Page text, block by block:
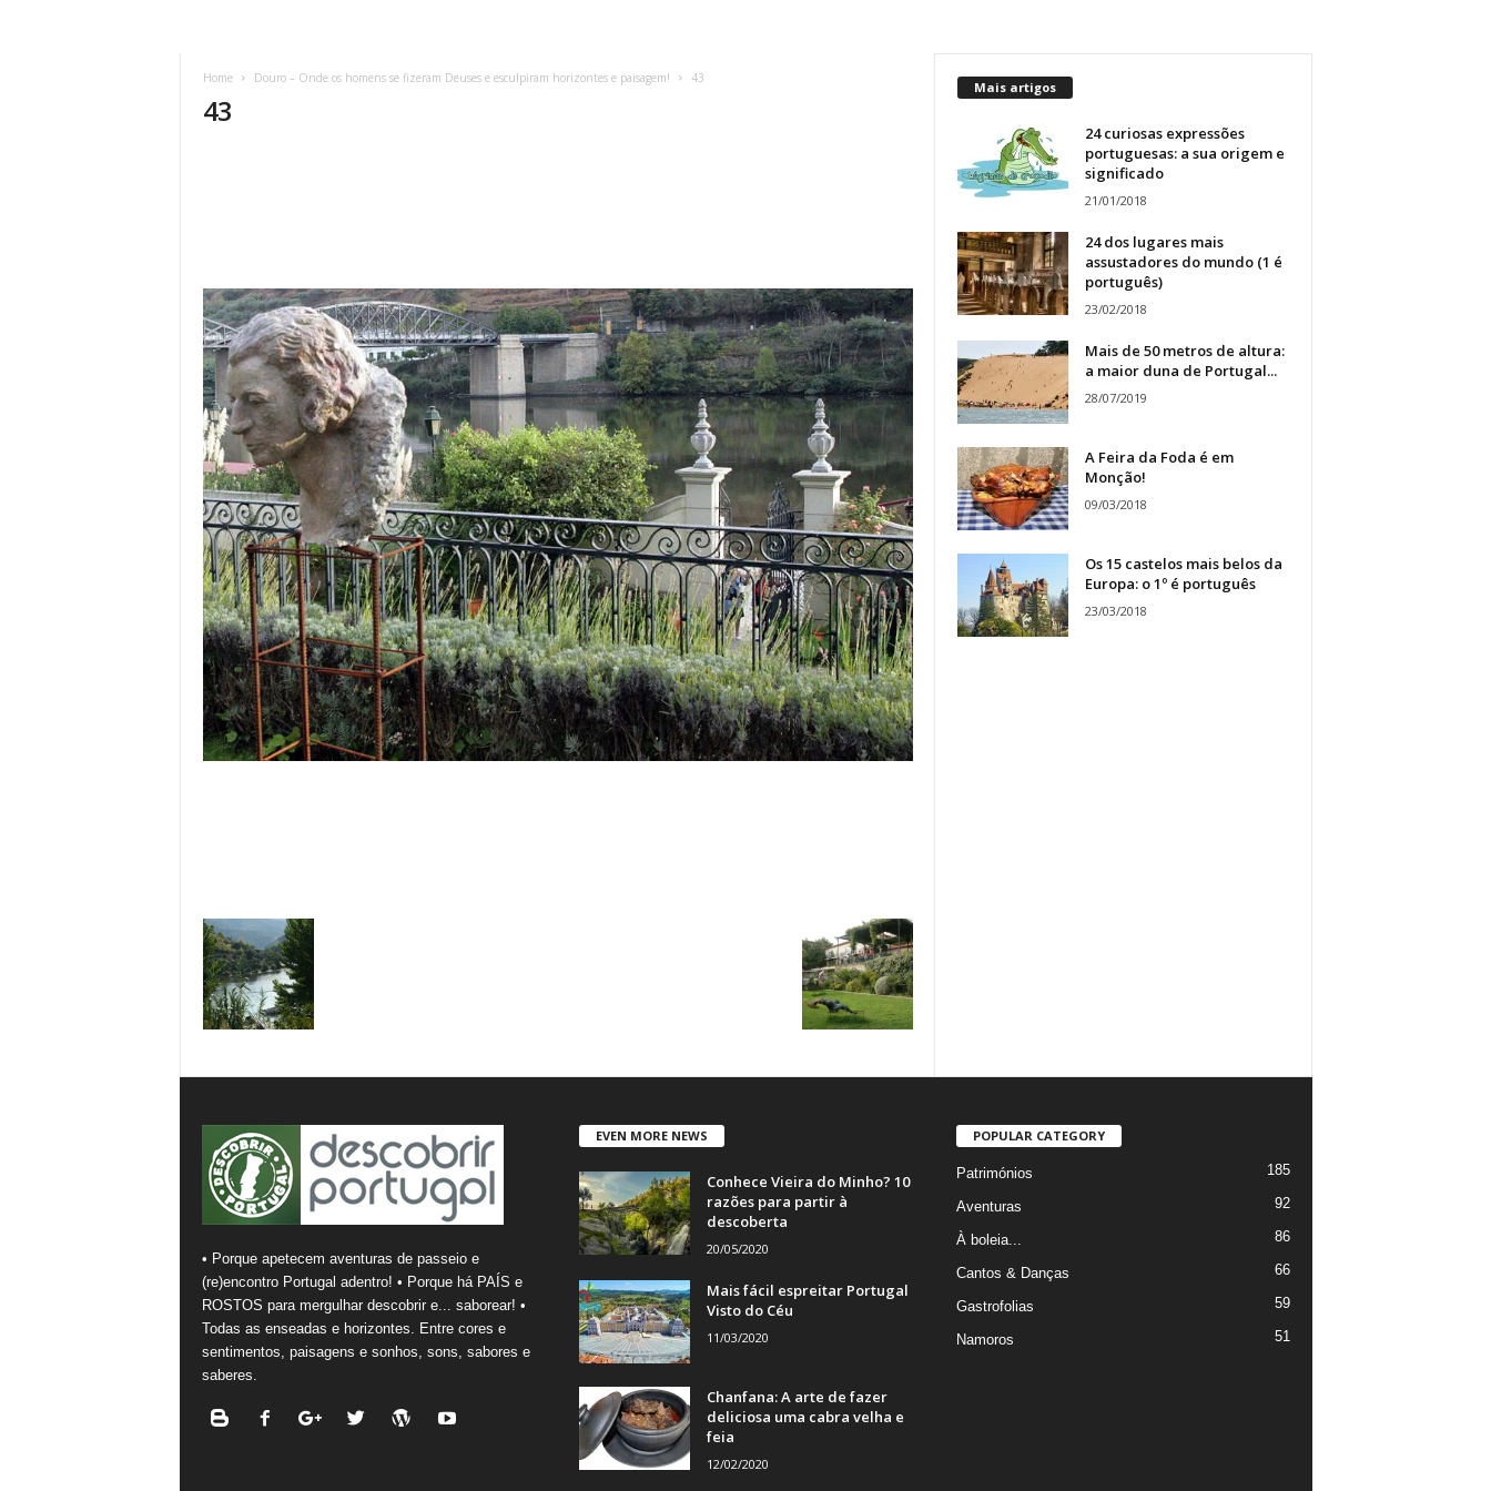
Home Douro – Onde os homens se fizeram Deuses e esculpiram horizontes e paisagem! 43
43
Mais artigos
24 curiosas expressões
portuguesas: a sua origem e
significado
21/01/2018
24 dos lugares mais
assustadores do mundo (1 é
português)
23/02/2018
Mais de 50 metros de altura:
a maior duna de Portugal...
28/07/2019
A Feira da Foda é em
Monção!
09/03/2018
Os 15 castelos mais belos da
Europa: o 1º é português
23/03/2018
• Porque apetecem aventuras de passeio e
(re)encontro Portugal adentro! • Porque há PAÍS e
ROSTOS para mergulhar descobrir e... saborear! •
Todas as enseadas e horizontes. Entre cores e
sentimentos, paisagens e sonhos, sons, sabores e
saberes.
EVEN MORE NEWS
Conhece Vieira do Minho? 10
razões para partir à
descoberta
20/05/2020
Mais fácil espreitar Portugal
Visto do Céu
11/03/2020
Chanfana: A arte de fazer
deliciosa uma cabra velha e
feia
12/02/2020
POPULAR CATEGORY
Patrimónios 185
Aventuras 92
À boleia... 86
Cantos & Danças 66
Gastrofolias 59
Namoros 51